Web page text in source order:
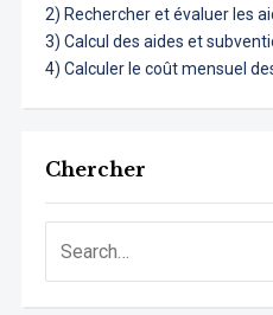
2) Rechercher et évaluer les
3) Calcul des aides et
4) Calculer le coût mensuel
Chercher